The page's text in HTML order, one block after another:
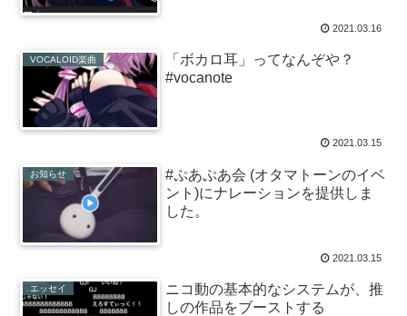
2021.03.16
VOCALOID楽曲
「ボカロ耳」ってなんぞや？
#vocanote
2021.03.15
お知らせ
#ぷあぷあ会 (オタマトーンのイベ
ント)にナレーションを提供しま
した。
2021.03.15
エッセイ
ニコ動の基本的なシステムが、推
しの作品をブーストする